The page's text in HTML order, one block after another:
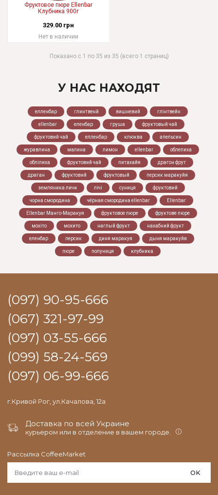
Фруктовое пюре Ellenbar
Клубника 900г
329.00 грн
Нет в наличии
Показано с 1 по 35 из 35 (всего 1 страниц)
У НАС НАХОДЯТ
елленбар глинтвенй вишневий глінтвейн
ellenbar еленбар груша фруктовый чай
фруктовий чай елленбар клюква апельсин
журавлина малина лимон ellenbar облепиха
обліпиха фруктовий чай питахайя драгон фрут
драган фруктовий фруктовый персик маракуйя
земляника личи лічі суниця фруктовий
чорна смородина чёрная смородина ellenbar Ellenbar
Ellenbar Манго-Маракуя фруктовое пюре фруктове пюре
мохіто мохито наглый фрукт нахабний фрукт
еленбар персик диня маракуя дыня маракуйя
пюре полуниця клубника
(097) 90-95-666
(067) 321-97-99
(097) 03-55-666
(099) 58-24-569
(097) 06-99-666
г.Кривой Рог, ул.Качалова, 12а
Доставка по всей Украине
курьером или в отделение в вашем городе.
Рассылка CoffeeMarket
OK